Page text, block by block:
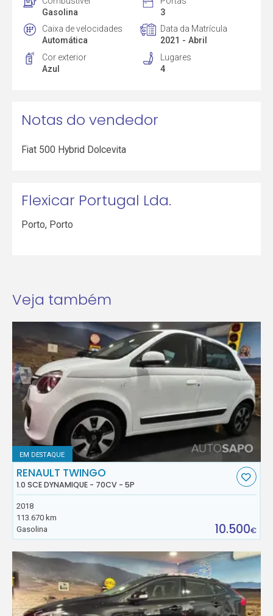
Gasolina
3
Caixa de velocidades
Automática
Data da Matrícula
2021 - Abril
Cor exterior
Azul
Lugares
4
Notas do vendedor
Fiat 500 Hybrid Dolcevita
Flexicar Portugal Lda.
Porto, Porto
Veja também
EM DESTAQUE
RENAULT TWINGO
1.0 SCE DYNAMIQUE - 70CV - 5P
2018
113.670 km
Gasolina
10.500€